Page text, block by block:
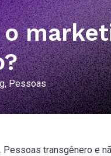
,Pessoas
transgênero e